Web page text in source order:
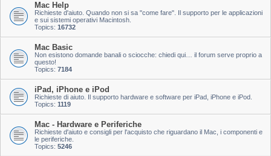
Mac Help
Richieste d'aiuto. Quando non si sa "come fare". Il supporto per le applicazioni
e sui sistemi operativi Macintosh.
Topics: 16732
Mac Basic
Non esistono domande banali o sciocche: chiedi qui… il forum serve proprio a
questo!
Topics: 7184
iPad, iPhone e iPod
Richieste di aiuto. Il supporto hardware e software per iPad, iPhone e iPod.
Topics: 1119
Mac - Hardware e Periferiche
Richieste d'aiuto e consigli per l'acquisto che riguardano il Mac, i componenti e
le periferiche.
Topics: 5246